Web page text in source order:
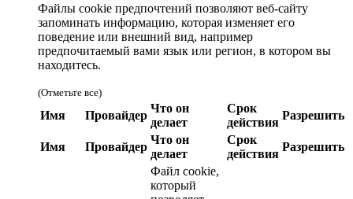
Файлы cookie предпочтений позволяют веб-сайту
запоминать информацию, которая изменяет его
поведение или внешний вид, например
предпочитаемый вами язык или регион, в котором вы
находитесь.
(Отметьте все)
Имя Провайдер
Что он
делает
Срок
действия
Разрешить
Имя Провайдер
Что он
делает
Срок
действия
Разрешить
Файл cookie,
который